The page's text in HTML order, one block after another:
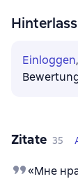
Einloggen
Zitate 35
«Мне